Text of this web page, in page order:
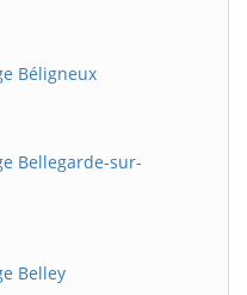
Béligneux
Bellegarde-sur-
Belley